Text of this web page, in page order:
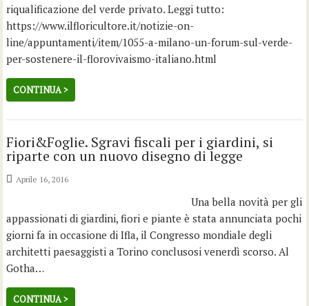
riqualificazione del verde privato. Leggi tutto:
https://www.ilfloricultore.it/notizie-on-
line/appuntamenti/item/1055-a-milano-un-forum-sul-verde-
per-sostenere-il-florovivaismo-italiano.html
CONTINUA >
Fiori&Foglie. Sgravi fiscali per i giardini, si
riparte con un nuovo disegno di legge
Aprile 16, 2016
Una bella novità per gli
appassionati di giardini, fiori e piante è stata annunciata pochi
giorni fa in occasione di Ifla, il Congresso mondiale degli
architetti paesaggisti a Torino conclusosi venerdì scorso. Al
Gotha…
CONTINUA >